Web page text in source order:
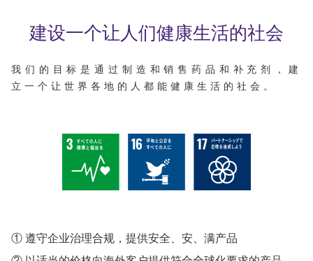
建设一个让人们健康生活的社会
我们的目标是通过制造和销售药品和补充剂， 建
立一个让世界各地的人都能健康生活的社会。
① 遵守企业治理合规，提供安全、安、满产品